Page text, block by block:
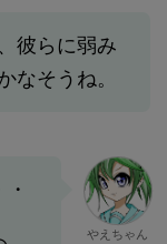
彼らに弱み
なそうね。
やえちゃん